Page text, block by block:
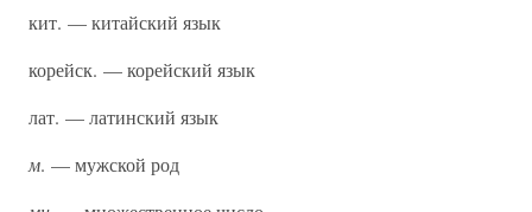
кит. — китайский язык
корейск. — корейский язык
лат. — латинский язык
м. — мужской род